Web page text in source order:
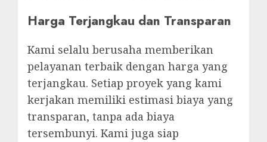
Harga Terjangkau dan Transparan
Kami selalu berusaha memberikan
pelayanan terbaik dengan harga yang
terjangkau. Setiap proyek yang kami
kerjakan memiliki estimasi biaya yang
transparan, tanpa ada biaya
tersembunyi. Kami juga siap